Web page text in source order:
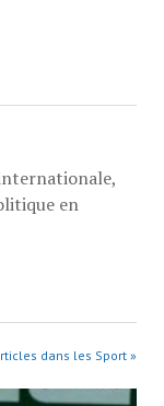
en
dans les Sport »